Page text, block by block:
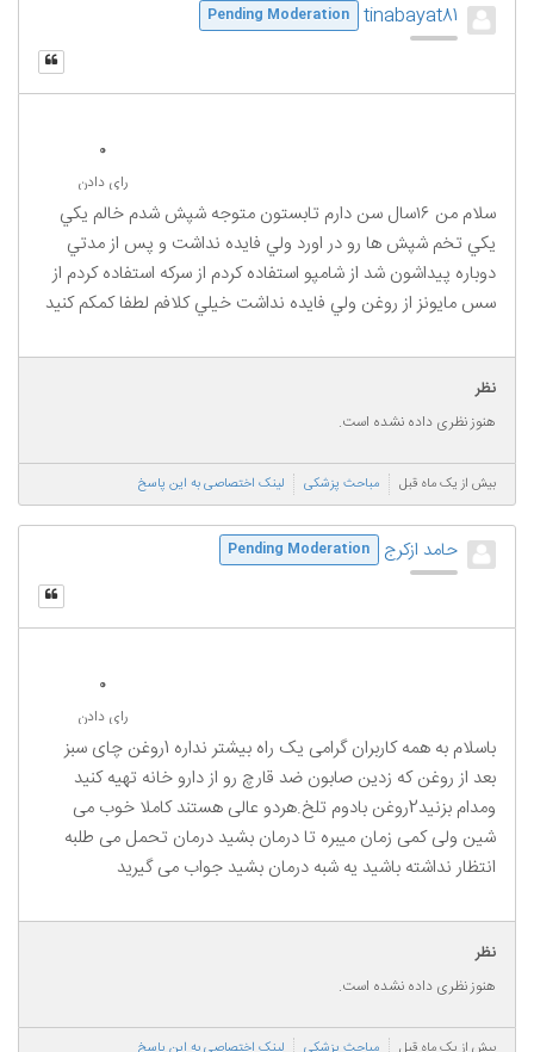
tinabayat81
Pending Moderation
0
رای دادن
سلام من ١٦سال سن دارم تابستون متوجه شپش شدم خالم يكي
يكي تخم شپش ها رو در اورد ولي فايده نداشت و پس از مدتي
دوباره پيداشون شد از شامپو استفاده كردم از سركه استفاده كردم از
سس مايونز از روغن ولي فايده نداشت خيلي كلافم لطفا كمكم كنيد
نظر
هنوز نظری داده نشده است.
بیش از یک ماه قبل مباحث پزشکی لینک اختصاصی به این پاسخ
حامد ازکرج Pending Moderation
0
رای دادن
باسلام به همه کاربران گرامی یک راه بیشتر نداره 1روغن چای سبز
بعد از روغن که زدین صابون ضد قارچ رو از دارو خانه تهیه کنید
ومدام بزنید2روغن بادوم تلخ.هردو عالی هستند کاملا خوب می
شین ولی کمی زمان میبره تا درمان بشید درمان تحمل می طلبه
انتظار نداشته باشید یه شبه درمان بشید جواب می گیرید
نظر
هنوز نظری داده نشده است.